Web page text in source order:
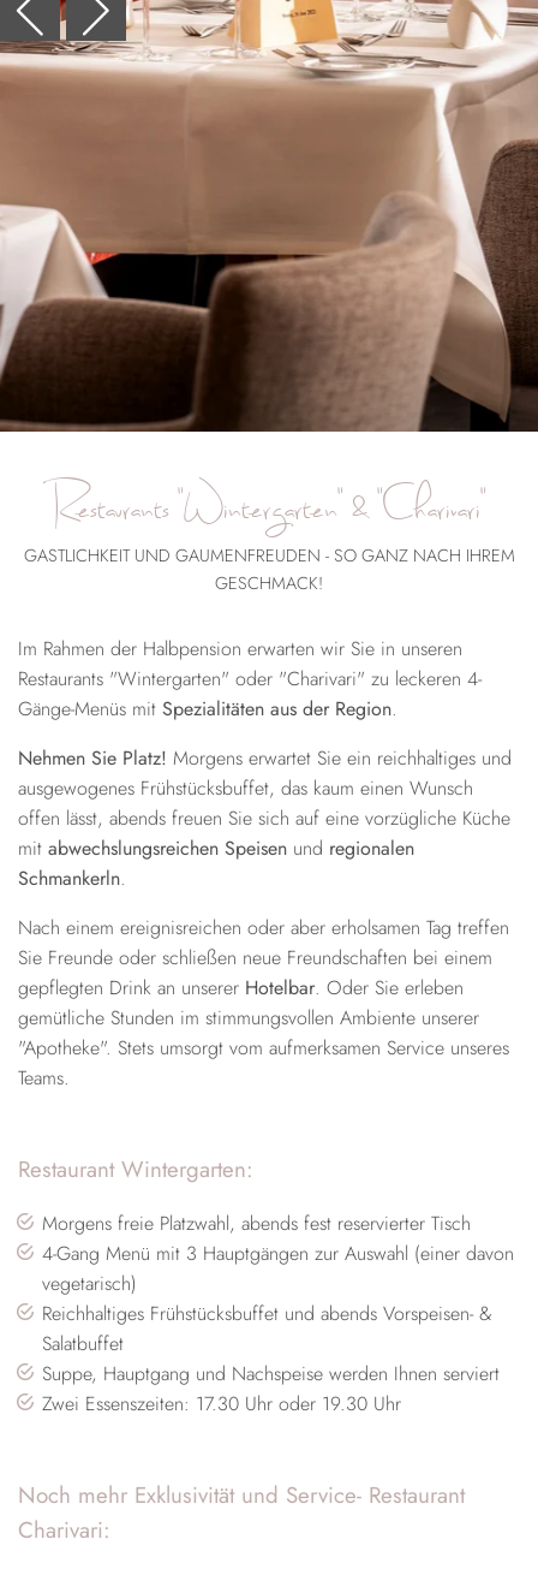
Restaurants "Wintergarten" & "Charivari"
GASTLICHKEIT UND GAUMENFREUDEN - SO GANZ NACH IHREM
GESCHMACK!
Im Rahmen der Halbpension erwarten wir Sie in unseren
Restaurants "Wintergarten" oder "Charivari" zu leckeren 4-
Gänge-Menüs mit Spezialitäten aus der Region.
Nehmen Sie Platz! Morgens erwartet Sie ein reichhaltiges und
ausgewogenes Frühstücksbuffet, das kaum einen Wunsch
offen lässt, abends freuen Sie sich auf eine vorzügliche Küche
mit abwechslungsreichen Speisen und regionalen
Schmankerln.
Nach einem ereignisreichen oder aber erholsamen Tag treffen
Sie Freunde oder schließen neue Freundschaften bei einem
gepflegten Drink an unserer Hotelbar. Oder Sie erleben
gemütliche Stunden im stimmungsvollen Ambiente unserer
"Apotheke". Stets umsorgt vom aufmerksamen Service unseres
Teams.
Restaurant Wintergarten:
Morgens freie Platzwahl, abends fest reservierter Tisch
4-Gang Menü mit 3 Hauptgängen zur Auswahl (einer davon
vegetarisch)
Reichhaltiges Frühstücksbuffet und abends Vorspeisen- &
Salatbuffet
Suppe, Hauptgang und Nachspeise werden Ihnen serviert
Zwei Essenszeiten: 17.30 Uhr oder 19.30 Uhr
Noch mehr Exklusivität und Service- Restaurant
Charivari: